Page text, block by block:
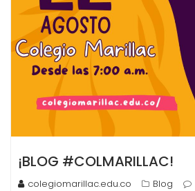
¡BLOG #COLMARILLAC!
colegiomarillac.edu.co Blog